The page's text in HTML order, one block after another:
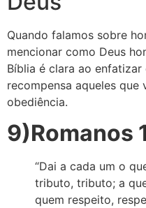
Quando falamos sobre
mencionar como Deus
Bíblia é clara ao
recompensa aqueles
obediência.
9)Romanos
“Dai a cada um o
tributo, tributo; a
quem respeito,